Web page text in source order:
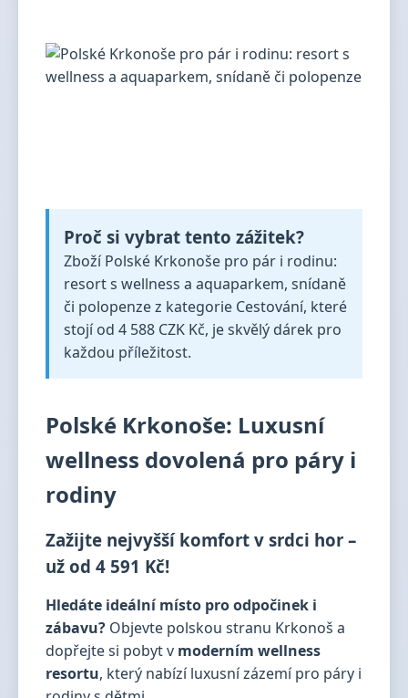
Proč si vybrat tento zážitek?
Zboží Polské Krkonoše pro pár i rodinu:
resort s wellness a aquaparkem, snídaně
či polopenze z kategorie Cestování, které
stojí od 4 588 CZK Kč, je skvělý dárek pro
každou příležitost.
Polské Krkonoše: Luxusní
wellness dovolená pro páry i
rodiny
Zažijte nejvyšší komfort v srdci hor –
už od 4 591 Kč!
Hledáte ideální místo pro odpočinek i
zábavu? Objevte polskou stranu Krkonoš a
dopřejte si pobyt v moderním wellness
resortu, který nabízí luxusní zázemí pro páry i